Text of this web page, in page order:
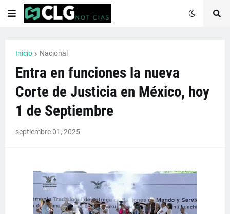
Inicio Nacional
Entra en funciones la nueva
Corte de Justicia en México, hoy
1 de Septiembre
septiembre 01, 2025